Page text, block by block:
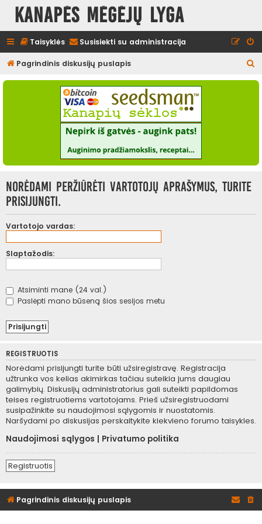
Kanapės mėgėjų lyga
Taisyklės Susisiekti su administracija
Pagrindinis diskusijų puslapis
e
Norėdami peržiūrėti vartotojų aprašymus, turite
prisijungti.
Vartotojo vardas:
Slaptažodis:
Atsiminti mane (24 val.)
Paslėpti mano būseną šios sesijos metu
REGISTRUOTIS
Norėdami prisijungti turite būti užsiregistravę. Registracija
užtrunka vos kelias akimirkas tačiau suteikia jums daugiau
galimybių. Diskusijų administratorius gali suteikti papildomas
teises registruotiems vartotojams. Prieš užsiregistruodami
susipažinkite su naudojimosi sąlygomis ir nuostatomis.
Naršydami po diskusijas perskaitykite kiekvieno forumo taisykles.
Naudojimosi sąlygos
Privatumo politika
Registruotis
Pagrindinis diskusijų puslapis